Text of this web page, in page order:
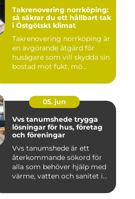
Takrenovering norrköping:
så säkrar du ett hållbart tak
i Östgötskt klimat
Takrenovering norrköping är
en avgörande åtgärd för
husägare som vill skydda sin
bostad mot fukt, mö...
05. jun
Vvs tanumshede trygga
lösningar för hus, företag
och föreningar
Vvs tanumshede är ett
återkommande sökord för
alla som behöver hjälp med
värme, vatten och sanitet i...